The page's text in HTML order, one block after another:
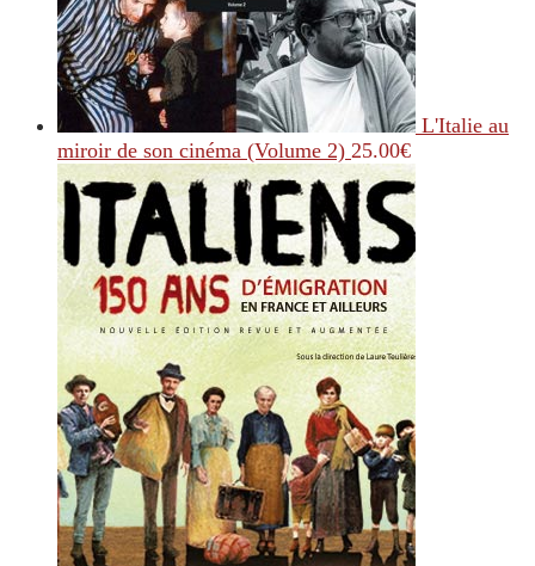
L'Italie au
miroir de son cinéma (Volume 2) 25.00€